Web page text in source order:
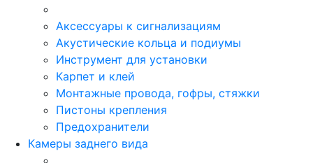
Аксессуары к сигнализациям
Акустические кольца и подиумы
Инструмент для установки
Карпет и клей
Монтажные провода, гофры, стяжки
Пистоны крепления
Предохранители
Камеры заднего вида